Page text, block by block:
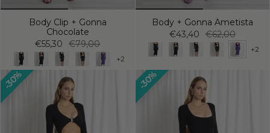
Body Clip + Gonna
Chocolate
€55,30
€79,00
+2
Body + Gonna Ametista
€43,40
€62,00
+2
30% 30%